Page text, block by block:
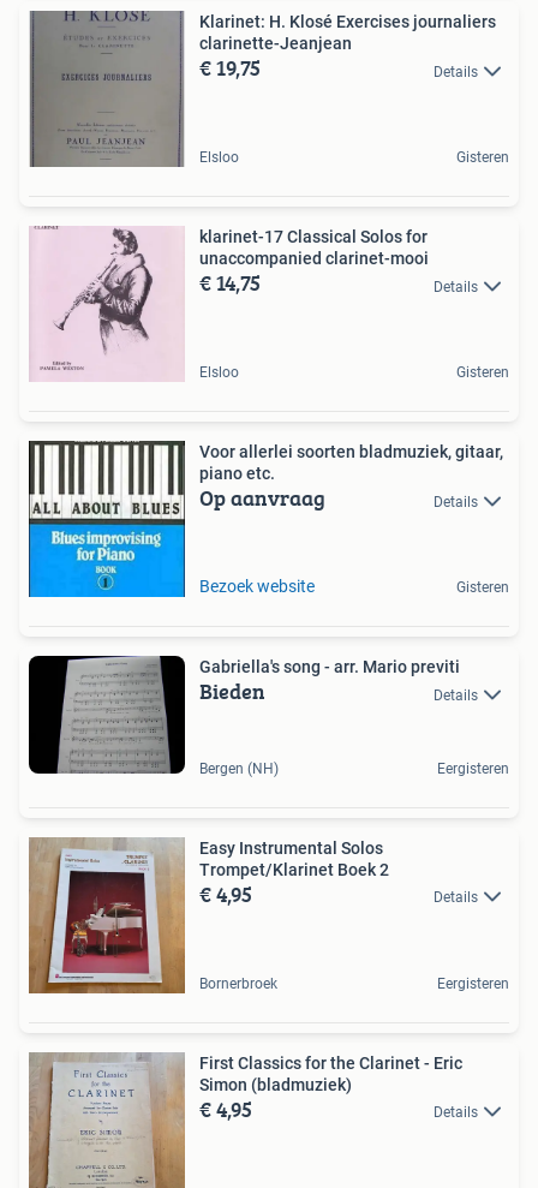
Klarinet: H. Klosé Exercises journaliers
clarinette-Jeanjean
€ 19,75 Details
Elsloo Gisteren
klarinet-17 Classical Solos for
unaccompanied clarinet-mooi
€ 14,75 Details
Elsloo Gisteren
Voor allerlei soorten bladmuziek, gitaar,
piano etc.
Op aanvraag Details
Bezoek website Gisteren
Gabriella's song - arr. Mario previti
Bieden Details
Bergen (NH) Eergisteren
Easy Instrumental Solos
Trompet/Klarinet Boek 2
€ 4,95 Details
Bornerbroek Eergisteren
First Classics for the Clarinet - Eric
Simon (bladmuziek)
€ 4,95 Details